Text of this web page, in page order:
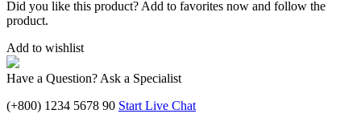
Did you like this product? Add to favorites now and follow the
product.
Add to wishlist
Have a Question? Ask a Specialist
(+800) 1234 5678 90 Start Live Chat